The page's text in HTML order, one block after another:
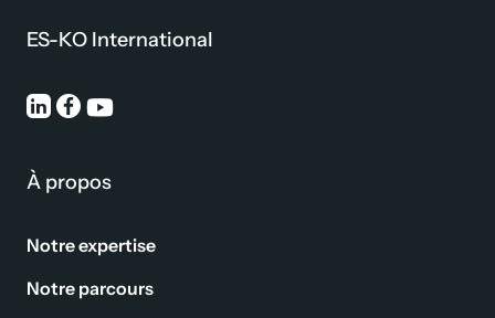
ES-KO International
À propos
Notre expertise
Notre parcours